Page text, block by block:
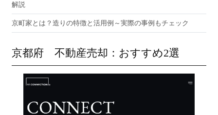
解説
京町家とは？造りの特徴と活用例～実際の事例もチェック
京都府 不動産売却：おすすめ2選